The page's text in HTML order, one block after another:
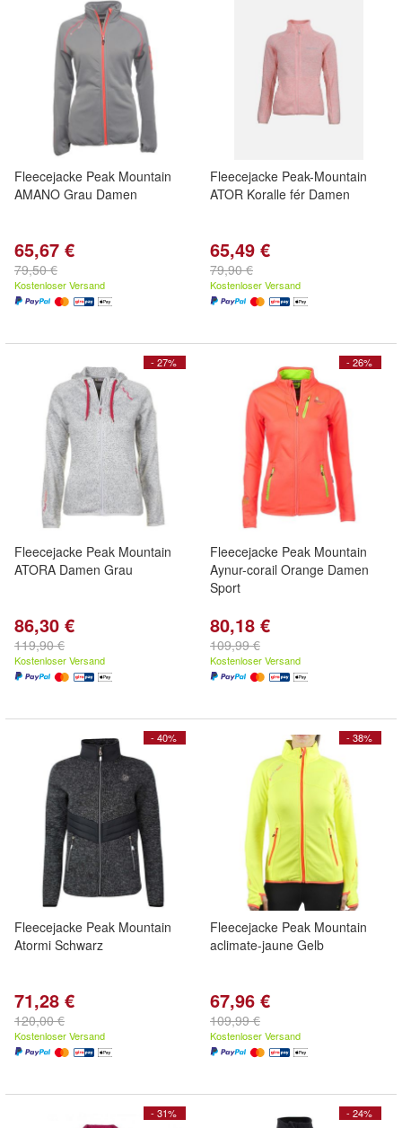
Fleecejacke Peak Mountain
AMANO Grau Damen
65,67 €
79,50 €
Kostenloser Versand
Fleecejacke Peak-Mountain
ATOR Koralle fér Damen
65,49 €
79,90 €
Kostenloser Versand
- 27%
Fleecejacke Peak Mountain
ATORA Damen Grau
86,30 €
119,90 €
Kostenloser Versand
- 26%
Fleecejacke Peak Mountain
Aynur-corail Orange Damen
Sport
80,18 €
109,99 €
Kostenloser Versand
- 40%
Fleecejacke Peak Mountain
Atormi Schwarz
71,28 €
120,00 €
Kostenloser Versand
- 38%
Fleecejacke Peak Mountain
aclimate-jaune Gelb
67,96 €
109,99 €
Kostenloser Versand
- 31% - 24%